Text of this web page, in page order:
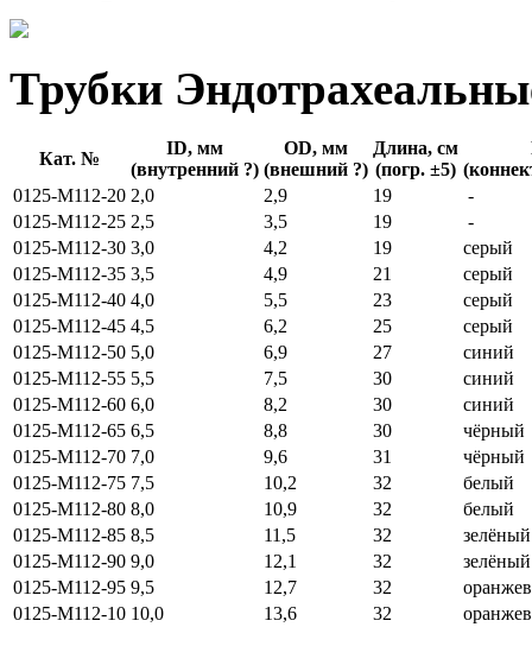
Трубки
Кат. №
ID, мм
(внутренний ?)
OD, мм
(внешний ?)
Длина, см
(погр. ±5)
0125-M112-20 2,0 2,9 19
-
0125-M112-25 2,5 3,5 19
-
0125-M112-30 3,0 4,2 19
серый
0125-M112-35 3,5 4,9 21
серый
0125-M112-40 4,0 5,5 23
серый
0125-M112-45 4,5 6,2 25
серый
0125-M112-50 5,0 6,9 27
синий
0125-M112-55 5,5 7,5 30
синий
0125-M112-60 6,0 8,2 30
синий
0125-M112-65 6,5 8,8 30
чёрный
0125-M112-70 7,0 9,6 31
чёрный
0125-M112-75 7,5 10,2 32
белый
0125-M112-80 8,0 10,9 32
белый
0125-M112-85 8,5 11,5 32
0125-M112-90 9,0 12,1 32
0125-M112-95 9,5 12,7 32
0125-M112-10 10,0 13,6 32